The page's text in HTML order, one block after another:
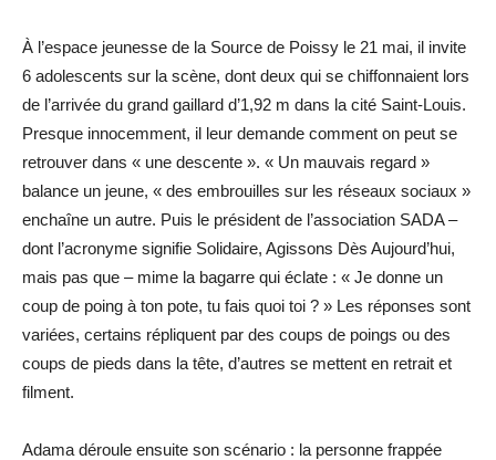
À l’espace jeunesse de la Source de Poissy le 21 mai, il invite
6 adolescents sur la scène, dont deux qui se chiffonnaient lors
de l’arrivée du grand gaillard d’1,92 m dans la cité Saint-Louis.
Presque innocemment, il leur demande comment on peut se
retrouver dans « une descente ». « Un mauvais regard »
balance un jeune, « des embrouilles sur les réseaux sociaux »
enchaîne un autre. Puis le président de l’association SADA –
dont l’acronyme signifie Solidaire, Agissons Dès Aujourd’hui,
mais pas que – mime la bagarre qui éclate : « Je donne un
coup de poing à ton pote, tu fais quoi toi ? » Les réponses sont
variées, certains répliquent par des coups de poings ou des
coups de pieds dans la tête, d’autres se mettent en retrait et
filment.
Adama déroule ensuite son scénario : la personne frappée